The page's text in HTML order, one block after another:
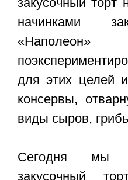
начинками
для этих целей
консервы,
виды сыров,
Сегодня мы
закусочный